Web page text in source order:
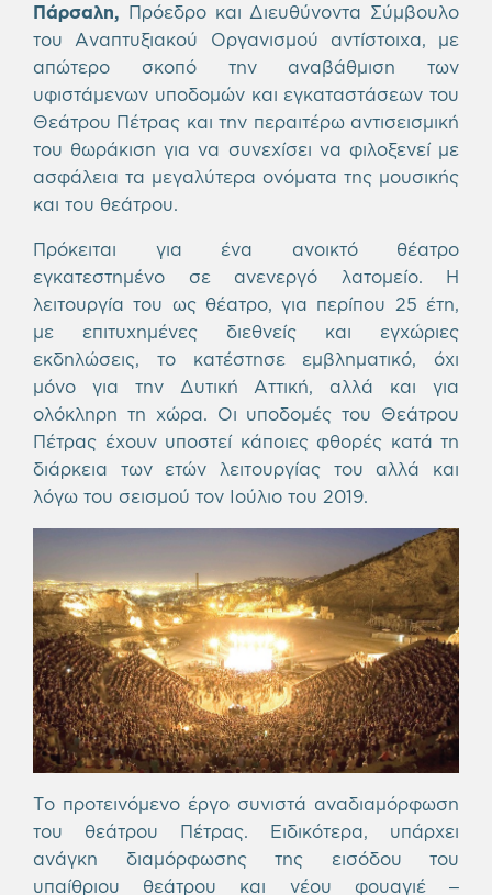
Πάρσαλη, Πρόεδρο και Διευθύνοντα Σύμβουλο
του Αναπτυξιακού Οργανισμού αντίστοιχα, με
απώτερο σκοπό την αναβάθμιση των
υφιστάμενων υποδομών και εγκαταστάσεων του
Θεάτρου Πέτρας και την περαιτέρω αντισεισμική
του θωράκιση για να συνεχίσει να φιλοξενεί με
ασφάλεια τα μεγαλύτερα ονόματα της μουσικής
και του θεάτρου.
Πρόκειται για ένα ανοικτό θέατρο
εγκατεστημένο σε ανενεργό λατομείο. Η
λειτουργία του ως θέατρο, για περίπου 25 έτη,
με επιτυχημένες διεθνείς και εγχώριες
εκδηλώσεις, το κατέστησε εμβληματικό, όχι
μόνο για την Δυτική Αττική, αλλά και για
ολόκληρη τη χώρα. Οι υποδομές του Θεάτρου
Πέτρας έχουν υποστεί κάποιες φθορές κατά τη
διάρκεια των ετών λειτουργίας του αλλά και
λόγω του σεισμού τον Ιούλιο του 2019.
Το προτεινόμενο έργο συνιστά αναδιαμόρφωση
του θεάτρου Πέτρας. Ειδικότερα, υπάρχει
ανάγκη διαμόρφωσης της εισόδου του
υπαίθριου θεάτρου και νέου φουαγιέ –